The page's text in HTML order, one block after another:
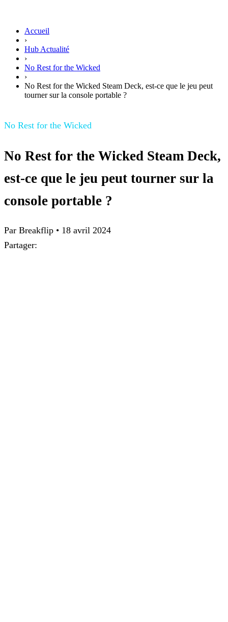
Accueil
›
Hub Actualité
›
No Rest for the Wicked
›
No Rest for the Wicked Steam Deck, est-ce que le jeu peut
tourner sur la console portable ?
No Rest for the Wicked
No Rest for the Wicked Steam Deck,
est-ce que le jeu peut tourner sur la
console portable ?
Par Breakflip • 18 avril 2024
Partager: